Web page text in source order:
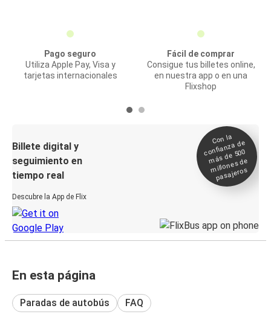
Pago seguro
Utiliza Apple Pay, Visa y
tarjetas internacionales
Fácil de comprar
Consigue tus billetes online,
en nuestra app o en una
Flixshop
Billete digital y
seguimiento en
tiempo real
Descubre la App de Flix
Con la
confianza de
más de 500
millones de
pasajeros
En esta página
Paradas de autobús FAQ